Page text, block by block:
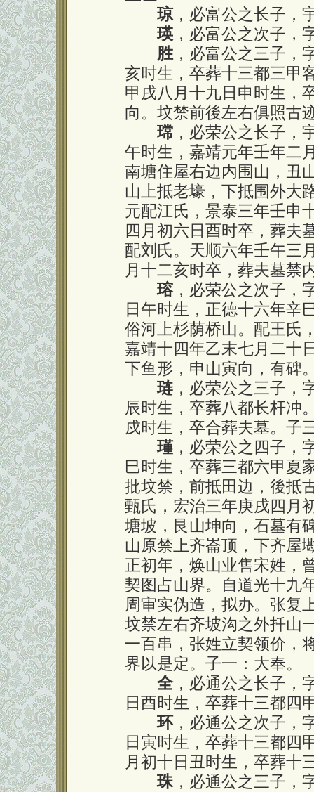
琼，必富公之长子，
瑛 ，必富公之次子，
胜，必富公之三子，
亥时生，卒葬十三都三甲
甲戌八月十九日申时生，
向。坟禁前後左右俱照古
瑺 ，必荣公之长子，
午时生，嘉靖元年壬年二
南塘住屋右边内围山，丑
山上抵老壕，下抵围外大
元配江氏，景泰三年壬申
四月初六日酉时卒，葬夫
配刘氏。天顺六年壬午三
月十二亥时卒，葬夫墓禁
瑢 ，必荣公之次子，
日午时生，正德十六年辛
俗河上杉荫桥山。配王氏
嘉靖十四年乙末七月二十
下鱼形，申山寅向，有碑
琏 ，必荣公之三子，
辰时生，卒葬八都长杆冲
戍时生，卒合葬夫墓。子
瑾 ，必荣公之四子，
巳时生，卒葬三都六甲夏
批坟禁，前抵田边，後抵
甄氏，宏治三年庚戌四月
塘坡，艮山坤向，石墓有
山原禁上齐崙顶，下齐屋
正初年，焕山业售宋姓，
契图占山界。自道光十九
周审实伪造，拟办。张复
坟禁左右齐坡沟之外扦山
一百串，张姓立契领价，
界以是定。子一：大奉。
全，必通公之长子，
日酉时生，卒葬十三都四
环 ，必通公之次子，
日寅时生，卒葬十三都四
月初十日丑时生，卒葬十
珠，必通公之三子，